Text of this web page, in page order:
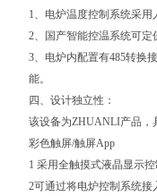
1、电炉温度控制系统采
2、国产智能控温系统可
3、电炉内配置有485转换
能。
四、设计独立性：
该设备为ZHUANLI产品，
彩色触屏/触屏App
1 采用全触摸式液晶显示
2可通过将电炉控制系统